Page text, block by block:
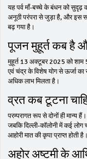
यह पर्व माँ‑बच्चे के बंधन को
अनूठी परंपरा से जुड़ा है, और इस
बढ़ गया है।
पूजन मुहूर्त कब है
मुहूर्त 13 अक्टूबर 2025 को
एवं चंद्र के विशेष योग से ऊर्जा का
अधिक लाभ मिलता है।
व्रत कब टूटना
परम्परागत रूप से दोनों ही मान्य
जबकि दिल्ली‑कॉलोनी में कई लोग
आहोरी मात की कृपा प्राप्त होती है।
अहोर अष्टमी के